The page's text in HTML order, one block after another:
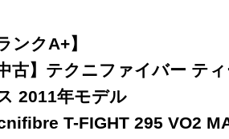
ンクA+】
中古】テクニファイバー テ
2011年モデル
T-FIGHT 295 VO2